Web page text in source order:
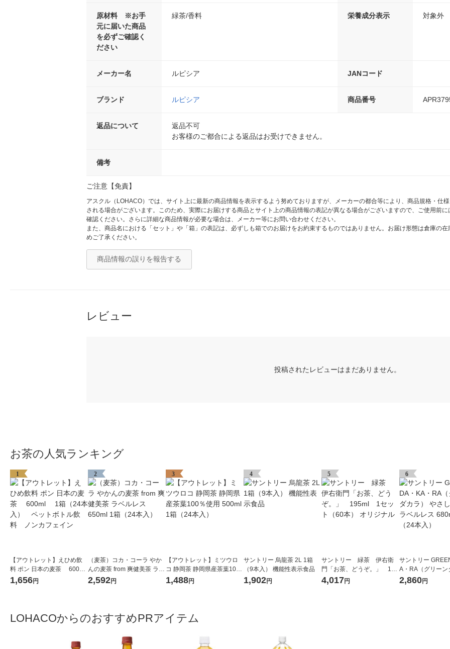
原材料 ※お手
元に届いた商品
を必ずご確認く
ださい
緑茶/香料 栄養成分表示 対象外
メーカー名 ルピシア JANコード
ブランド ルピシア 商品番号
返品について
返品不可
お客様のご都合による返品はお受けできません。
備考
ご注意【免責】
アスクル（LOHACO）では、サイト上に最新の商品情報を表示するよう努めておりますが、メーカーの都合等により、商品規格・仕
される場合がございます。このため、実際にお届けする商品とサイト上の商品情報の表記が異なる場合がございますので、ご使用前
確認ください。さらに詳細な商品情報が必要な場合は、メーカー等にお問い合わせください。
また、商品名における「セット」や「箱」の表記は、必ずしも箱でのお届けをお約束するものではありません。お届け形態は倉庫の
めご了承ください。
商品情報の誤りを報告する
レビュー
投稿されたレビューはまだありません。
お茶の人気ランキング
1
【アウトレット】えひめ飲
料 ポン 日本の麦茶 600ml
1箱（24本入） ペットボ
1,656円
2
（麦茶）コカ・コーラ やか
んの麦茶 from 爽健美茶 ラベ
ルレス 650ml 1箱（24本
2,592円
3
【アウトレット】ミツウロ
コ 静岡茶 静岡県産茶葉10
0％使用 500ml 1箱（24本
1,488円
4
サントリー 烏龍茶 2L 1箱
（9本入） 機能性表示食品
1,902円
5
サントリー 緑茶 伊右衛
門「お茶、どうぞ。」 195
ml 1セット（60本） オリ
4,017円
6
サントリー
A・RA（グリーン
やさしい麦茶 ラ
2,860円
LOHACOからのおすすめPRアイテム